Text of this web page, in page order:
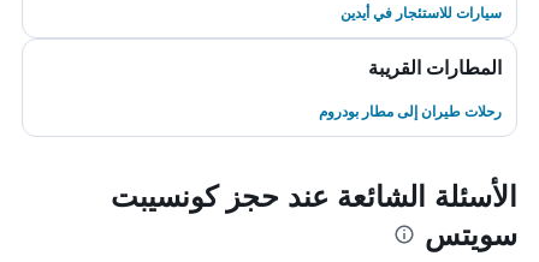
سيارات للاستئجار في أيدين
المطارات القريبة
رحلات طيران إلى مطار بودروم
الأسئلة الشائعة عند حجز كونسيبت
سويتس